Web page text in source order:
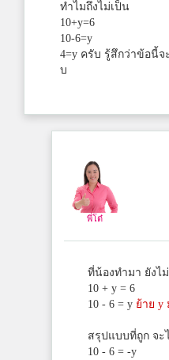
ทำไมถึงไม่เป็น
10+y=6
10-6=y
4=y ครับ รู้สึกว่าข้อนี้จ
บ
พี่โต๋
ที่น้องทำมา ยังไ
10 + y = 6
10 - 6 = y ย้าย y
สรุปแบบที่ถูก จะ
10 - 6 = -y